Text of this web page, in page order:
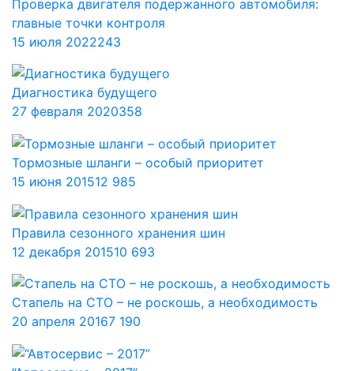
Проверка двигателя подержанного автомобиля:
главные точки контроля
15 июля 2022243
Диагностика будущего
27 февраля 2020358
Тормозные шланги – особый приоритет
15 июня 201512 985
Правила сезонного хранения шин
12 декабря 201510 693
Стапель на СТО – не роскошь, а необходимость
20 апреля 20167 190